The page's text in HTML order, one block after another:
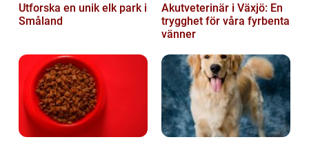
Utforska en unik elk park i
Småland
Akutveterinär i Växjö: En
trygghet för våra fyrbenta
vänner